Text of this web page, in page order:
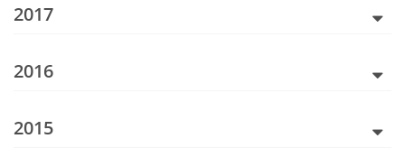
2017
2016
2015